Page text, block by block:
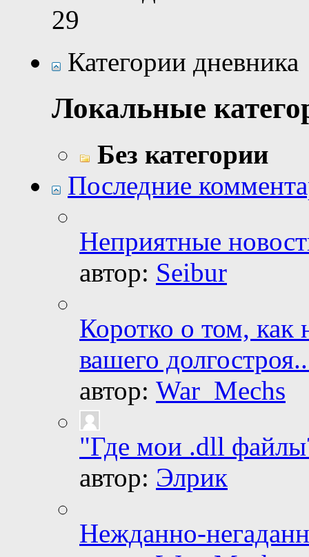
29
Категории дневника
Локальные
Без категории
Последние
Неприятные
автор: Seibur
Коротко о том, как
вашего
автор: War_Mechs
"Где мои .dll
автор: Элрик
Нежданно-